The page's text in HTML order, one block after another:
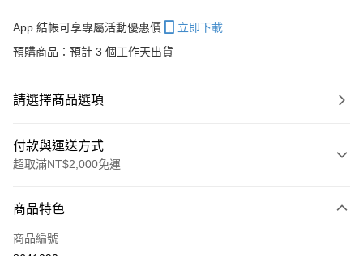
App 結帳可享專屬活動優惠價
立即下載
預購商品：預計 3 個工作天出貨
請選擇商品選項
付款與運送方式
超取滿NT$2,000免運
信用卡一次付款
超商取貨付款
商品特色
商品編號